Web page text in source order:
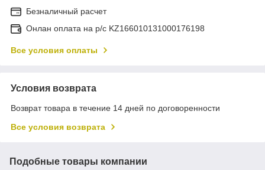
Безналичный расчет
Онлан оплата на р/с KZ166010131000176198
Все условия оплаты
Условия возврата
Возврат товара в течение 14 дней по договоренности
Все условия возврата
Подобные товары компании